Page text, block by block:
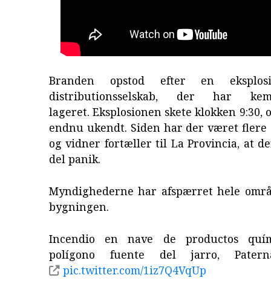
Branden opstod efter en
distributionsselskab, der har
lageret. Eksplosionen skete klokken 9:30,
endnu ukendt. Siden har der været flere
og vidner fortæller til La Provincia, at
del panik.
Myndighederne har afspærret hele
bygningen.
Incendio en nave de productos
polígono fuente del jarro,
pic.twitter.com/1iz7Q4VqUp